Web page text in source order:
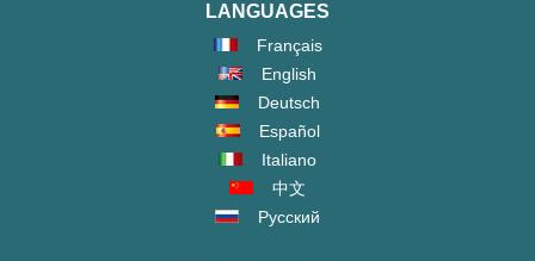
LANGUAGES
Français
English
Deutsch
Español
Italiano
中文
Русский